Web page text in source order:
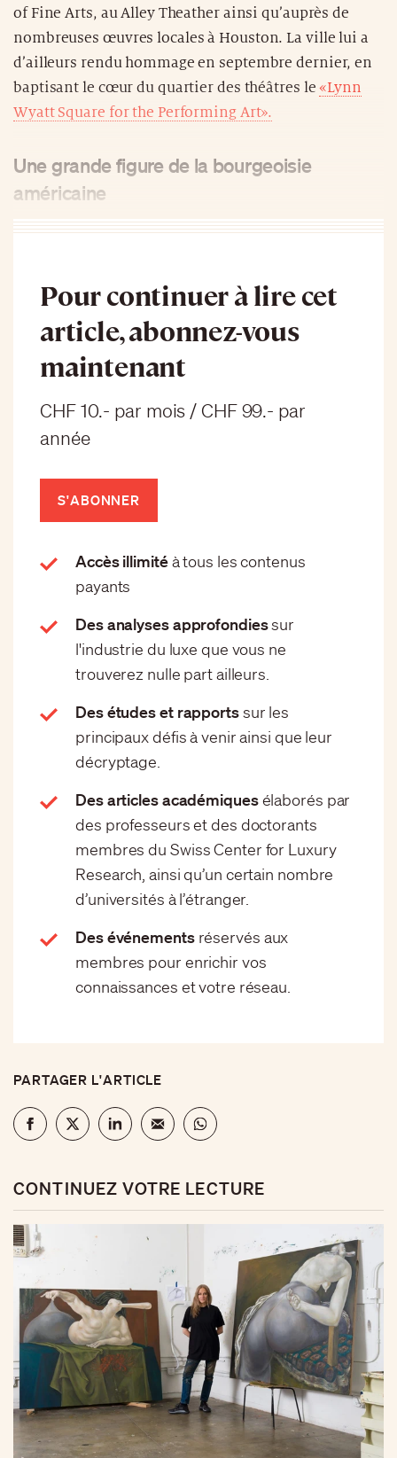
of Fine Arts, au Alley Theather ainsi qu’auprès de
nombreuses œuvres locales à Houston. La ville lui a
d’ailleurs rendu hommage en septembre dernier, en
baptisant le cœur du quartier des théâtres le«Lynn
Wyatt Square for the Performing Art».
Une grande figure de la bourgeoisie
américaine
Pour continuer à lire cet
article, abonnez-vous
maintenant
CHF 10.- par mois / CHF 99.- par
année
S'ABONNER
Accès illimitéà tous les contenus
payants
Des analyses approfondiessur
l'industrie du luxe que vous ne
trouverez nulle part ailleurs.
Des études et rapportssur les
principaux défis à venir ainsi que leur
décryptage.
Des articles académiquesélaborés par
des professeurs et des doctorants
membres du Swiss Center for Luxury
Research, ainsi qu’un certain nombre
d’universités à l’étranger.
Des événementsréservés aux
membres pour enrichir vos
connaissances et votre réseau.
PARTAGER L'ARTICLE
CONTINUEZ VOTRE LECTURE